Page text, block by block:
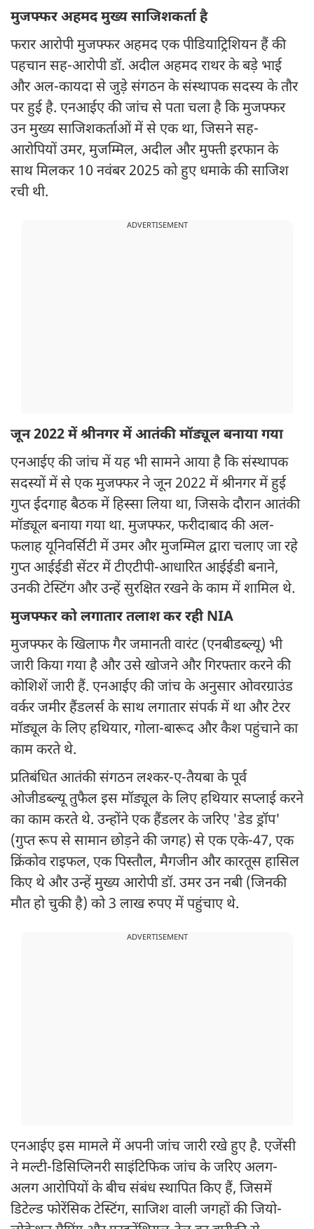
मुजफ्फर अहमद मुख्य साजिशकर्ता है
फरार आरोपी मुजफ्फर अहमद एक पीडियाट्रिशियन हैं की
पहचान सह-आरोपी डॉ. अदील अहमद राथर के बड़े भाई
और अल-कायदा से जुड़े संगठन के संस्थापक सदस्य के तौर
पर हुई है. एनआईए की जांच से पता चला है कि मुजफ्फर
उन मुख्य साजिशकर्ताओं में से एक था, जिसने सह-
आरोपियों उमर, मुजम्मिल, अदील और मुफ्ती इरफान के
साथ मिलकर 10 नवंबर 2025 को हुए धमाके की साजिश
रची थी.
ADVERTISEMENT
जून 2022 में श्रीनगर में आतंकी मॉड्यूल बनाया गया
एनआईए की जांच में यह भी सामने आया है कि संस्थापक
सदस्यों में से एक मुजफ्फर ने जून 2022 में श्रीनगर में हुई
गुप्त ईदगाह बैठक में हिस्सा लिया था, जिसके दौरान आतंकी
मॉड्यूल बनाया गया था. मुजफ्फर, फरीदाबाद की अल-
फलाह यूनिवर्सिटी में उमर और मुजम्मिल द्वारा चलाए जा रहे
गुप्त आईईडी सेंटर में टीएटीपी-आधारित आईईडी बनाने,
उनकी टेस्टिंग और उन्हें सुरक्षित रखने के काम में शामिल थे.
मुजफ्फर को लगातार तलाश कर रही NIA
मुजफ्फर के खिलाफ गैर जमानती वारंट (एनबीडब्ल्यू) भी
जारी किया गया है और उसे खोजने और गिरफ्तार करने की
कोशिशें जारी हैं. एनआईए की जांच के अनुसार ओवरग्राउंड
वर्कर जमीर हैंडलर्स के साथ लगातार संपर्क में था और टेरर
मॉड्यूल के लिए हथियार, गोला-बारूद और कैश पहुंचाने का
काम करते थे.
प्रतिबंधित आतंकी संगठन लश्कर-ए-तैयबा के पूर्व
ओजीडब्ल्यू तुफैल इस मॉड्यूल के लिए हथियार सप्लाई करने
का काम करते थे. उन्होंने एक हैंडलर के जरिए 'डेड ड्रॉप'
(गुप्त रूप से सामान छोड़ने की जगह) से एक एके-47, एक
क्रिंकोव राइफल, एक पिस्तौल, मैगजीन और कारतूस हासिल
किए थे और उन्हें मुख्य आरोपी डॉ. उमर उन नबी (जिनकी
मौत हो चुकी है) को 3 लाख रुपए में पहुंचाए थे.
ADVERTISEMENT
एनआईए इस मामले में अपनी जांच जारी रखे हुए है. एजेंसी
ने मल्टी-डिसिप्लिनरी साइंटिफिक जांच के जरिए अलग-
अलग आरोपियों के बीच संबंध स्थापित किए हैं, जिसमें
डिटेल्ड फोरेंसिक टेस्टिंग, साजिश वाली जगहों की जियो-